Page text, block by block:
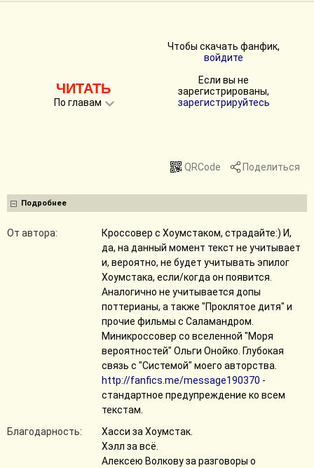
ЧИТАТЬ
По главам
Чтобы скачать фанфик,
войдите
Если вы не
зарегистрированы,
зарегистрируйтесь
QRCode Поделиться
Подробнее
От автора:
Кроссовер с Хоумстаком, страдайте:) И,
да, на данный момент текст не учитывает
и, вероятно, не будет учитывать эпилог
Хоумстака, если/когда он появится.
Аналогично не учитывается допы
поттерианы, а также "Проклятое дитя" и
прочие фильмы с Саламандром.
Миникроссовер со вселенной "Моря
вероятностей" Ольги Онойко. Глубокая
связь с "Системой" моего авторства.
http://fanfics.me/message190370 -
стандартное предупреждение ко всем
текстам.
Благодарность:
Хасси за Хоумстак.
Хэлл за всё.
Алексею Волкову за разговоры о